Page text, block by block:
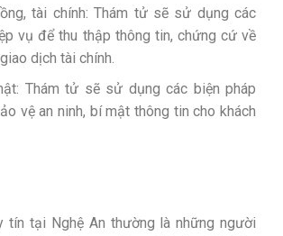
tài chính: Thám tử sẽ sử dụng các
vụ để thu thập thông tin, chứng cứ về
dịch tài chính.
Thám tử sẽ sử dụng các biện pháp
vệ an ninh, bí mật thông tin cho khách
tín tại Nghệ An thường là những người